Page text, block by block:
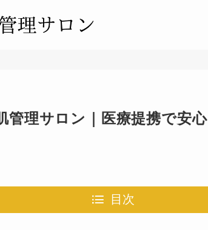
管理サロン｜医療提携で安心
目次